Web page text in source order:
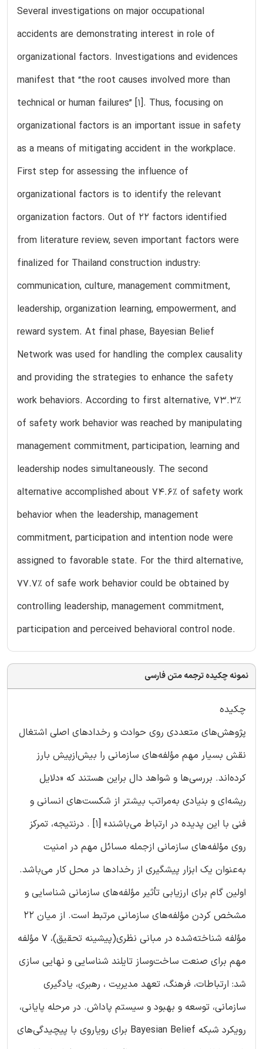
Several investigations on major occupational
accidents are demonstrating interest in role of
organizational factors. Investigations and evidences
manifest that “the root causes involved more than
technical or human failures” [1]. Thus, focusing on
organizational factors is an important issue in safety
as a means of mitigating accident in the workplace.
First step for assessing the influence of
organizational factors is to identify the relevant
organization factors. Out of 22 factors identified
from literature review, seven important factors were
finalized for Thailand construction industry:
communication, culture, management commitment,
leadership, organization learning, empowerment, and
reward system. At final phase, Bayesian Belief
Network was used for handling the complex causality
and providing the strategies to enhance the safety
work behaviors. According to first alternative, 73.3%
of safety work behavior was reached by manipulating
management commitment, participation, learning and
leadership nodes simultaneously. The second
alternative accomplished about 74.6% of safety work
behavior when the leadership, management
commitment, participation and intention node were
assigned to favorable state. For the third alternative,
77.7% of safe work behavior could be obtained by
controlling leadership, management commitment,
participation and perceived behavioral control node.
نمونه چکیده ترجمه متن فارسی
چکیده
پژوهش‌های متعددی روی حوادث و رخدادهای اصلی اشتغال
نقش بسیار مهم مؤلفه‌های سازمانی را بیش‌ازپیش بارز
کرده‌اند. بررسی‌ها و شواهد دال براین هستند که «دلایل
ریشه‌ای و بنیادی به‌مراتب بیشتر از شکست‌های انسانی و
فنی با این پدیده در ارتباط می‌باشند» [1] . درنتیجه، تمرکز
روی مؤلفه‌های سازمانی ازجمله مسائل مهم در امنیت
به‌عنوان یک ابزار پیشگیری از رخدادها در محل کار می‌باشد.
اولین گام برای ارزیابی تأثیر مؤلفه‌های سازمانی شناسایی و
مشخص کردن مؤلفه‌های سازمانی مرتبط است. از میان 22
مؤلفه شناخته‌شده در مبانی نظری(پیشینه تحقیق)، 7 مؤلفه
مهم برای صنعت ساخت‌وساز تایلند شناسایی و نهایی سازی
شد: ارتباطات، فرهنگ، تعهد مدیریت ، رهبری، یادگیری
سازمانی، توسعه و بهبود و سیستم پاداش. در مرحله پایانی،
رویکرد شبکه Bayesian Belief برای رویاروی با پیچیدگی‌های